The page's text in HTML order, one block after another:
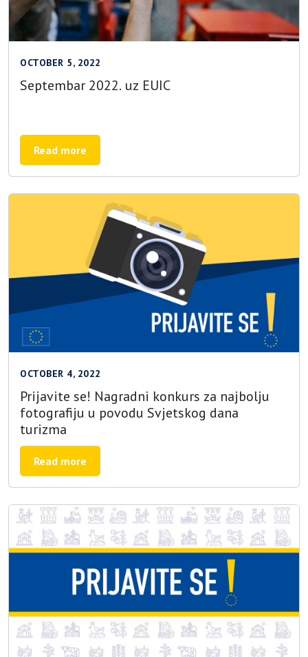
OCTOBER 5, 2022
Septembar 2022. uz EUIC
Read more
OCTOBER 4, 2022
Prijavite se! Nagradni konkurs za najbolju
fotografiju u povodu Svjetskog dana
turizma
Read more